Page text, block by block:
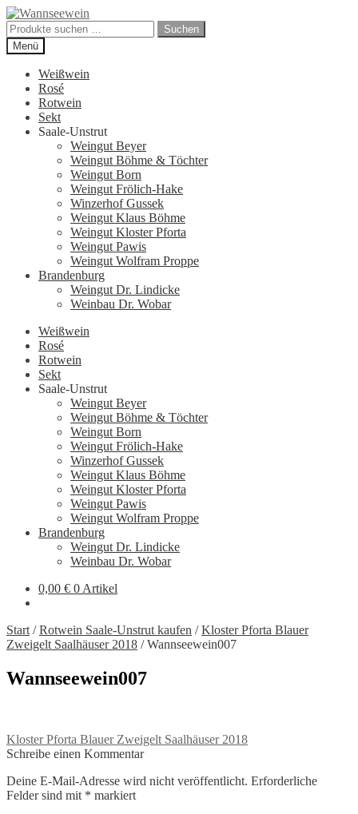
Zur
Navigation
springen
Zum
Inhalt
springen
Suchen
nach:
Suchen
Menü
Weißwein
Rosé
Rotwein
Sekt
Saale-Unstrut
Weingut Beyer
Weingut Böhme & Töchter
Weingut Born
Weingut Frölich-Hake
Winzerhof Gussek
Weingut Klaus Böhme
Weingut Kloster Pforta
Weingut Pawis
Weingut Wolfram Proppe
Brandenburg
Weingut Dr. Lindicke
Weinbau Dr. Wobar
Weißwein
Rosé
Rotwein
Sekt
Saale-Unstrut
Weingut Beyer
Weingut Böhme & Töchter
Weingut Born
Weingut Frölich-Hake
Winzerhof Gussek
Weingut Klaus Böhme
Weingut Kloster Pforta
Weingut Pawis
Weingut Wolfram Proppe
Brandenburg
Weingut Dr. Lindicke
Weinbau Dr. Wobar
0,00 € 0 Artikel
Start /Rotwein Saale-Unstrut kaufen /Kloster Pforta Blauer
Zweigelt Saalhäuser 2018 /Wannseewein007
Wannseewein007
Beitragsnavigation
Vorheriger
Beitrag:
Kloster Pforta Blauer Zweigelt Saalhäuser 2018
Schreibe einen Kommentar
Deine E-Mail-Adresse wird nicht veröffentlicht. Erforderliche
Felder sind mit * markiert